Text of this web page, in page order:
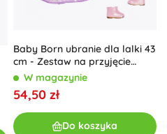
Baby Born ubranie dla lalki 43
cm - Zestaw na przyjęcie
urodzinowe
W magazynie
54,50 zł
Do koszyka